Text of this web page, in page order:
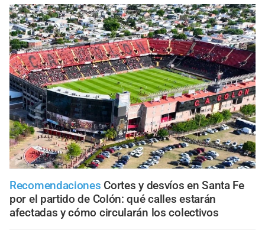
Recomendaciones Cortes y desvíos en Santa Fe
por el partido de Colón: qué calles estarán
afectadas y cómo circularán los colectivos